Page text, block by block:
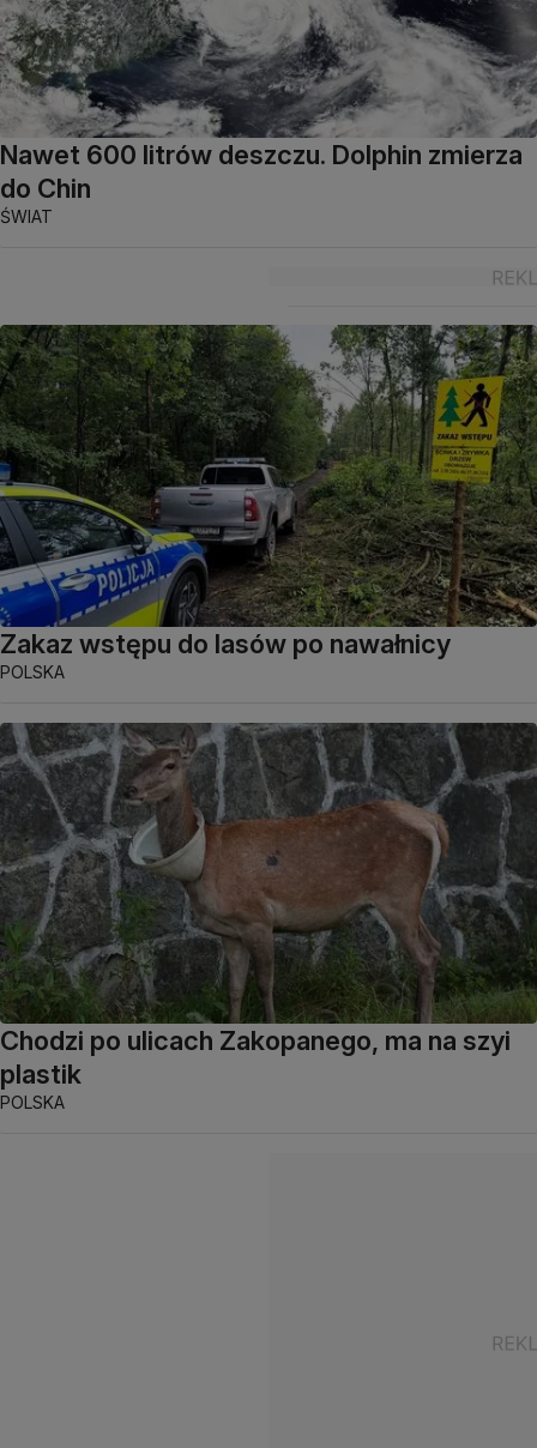
Nawet 600 litrów deszczu. Dolphin zmierza
do Chin
ŚWIAT
Zakaz wstępu do lasów po nawałnicy
POLSKA
Chodzi po ulicach Zakopanego, ma na szyi
plastik
POLSKA